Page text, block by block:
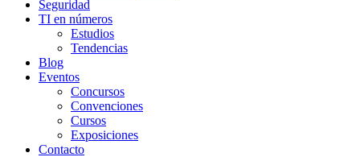
Seguridad
TI en números
Estudios
Tendencias
Blog
Eventos
Concursos
Convenciones
Cursos
Exposiciones
Contacto